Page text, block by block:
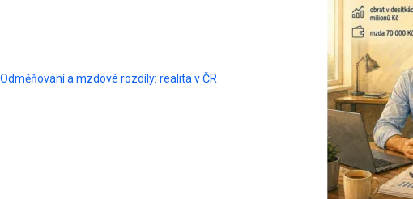
Odměňování a mzdové rozdíly: realita v ČR